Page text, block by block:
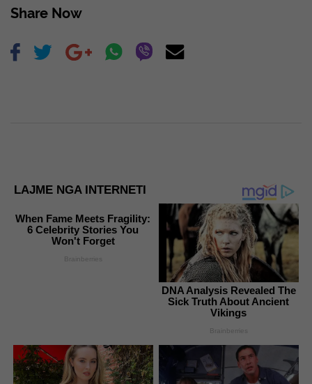
Share Now
LAJME NGA INTERNETI
When Fame Meets Fragility:
6 Celebrity Stories You
Won't Forget
Brainberries
DNA Analysis Revealed The
Sick Truth About Ancient
Vikings
Brainberries